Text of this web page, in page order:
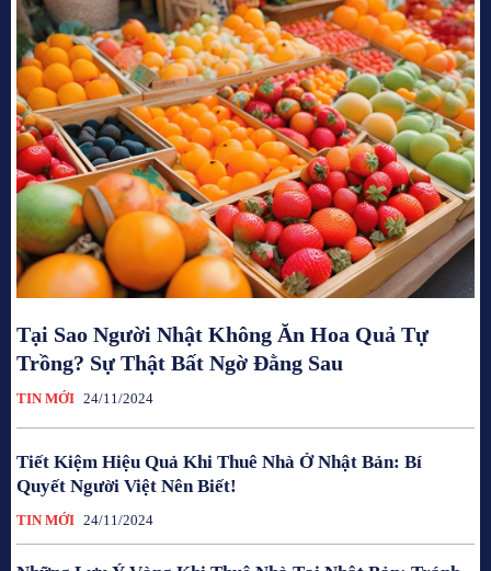
Tại Sao Người Nhật Không Ăn Hoa Quả Tự
Trồng? Sự Thật Bất Ngờ Đằng Sau
TIN MỚI 24/11/2024
Tiết Kiệm Hiệu Quả Khi Thuê Nhà Ở Nhật Bản: Bí
Quyết Người Việt Nên Biết!
TIN MỚI 24/11/2024